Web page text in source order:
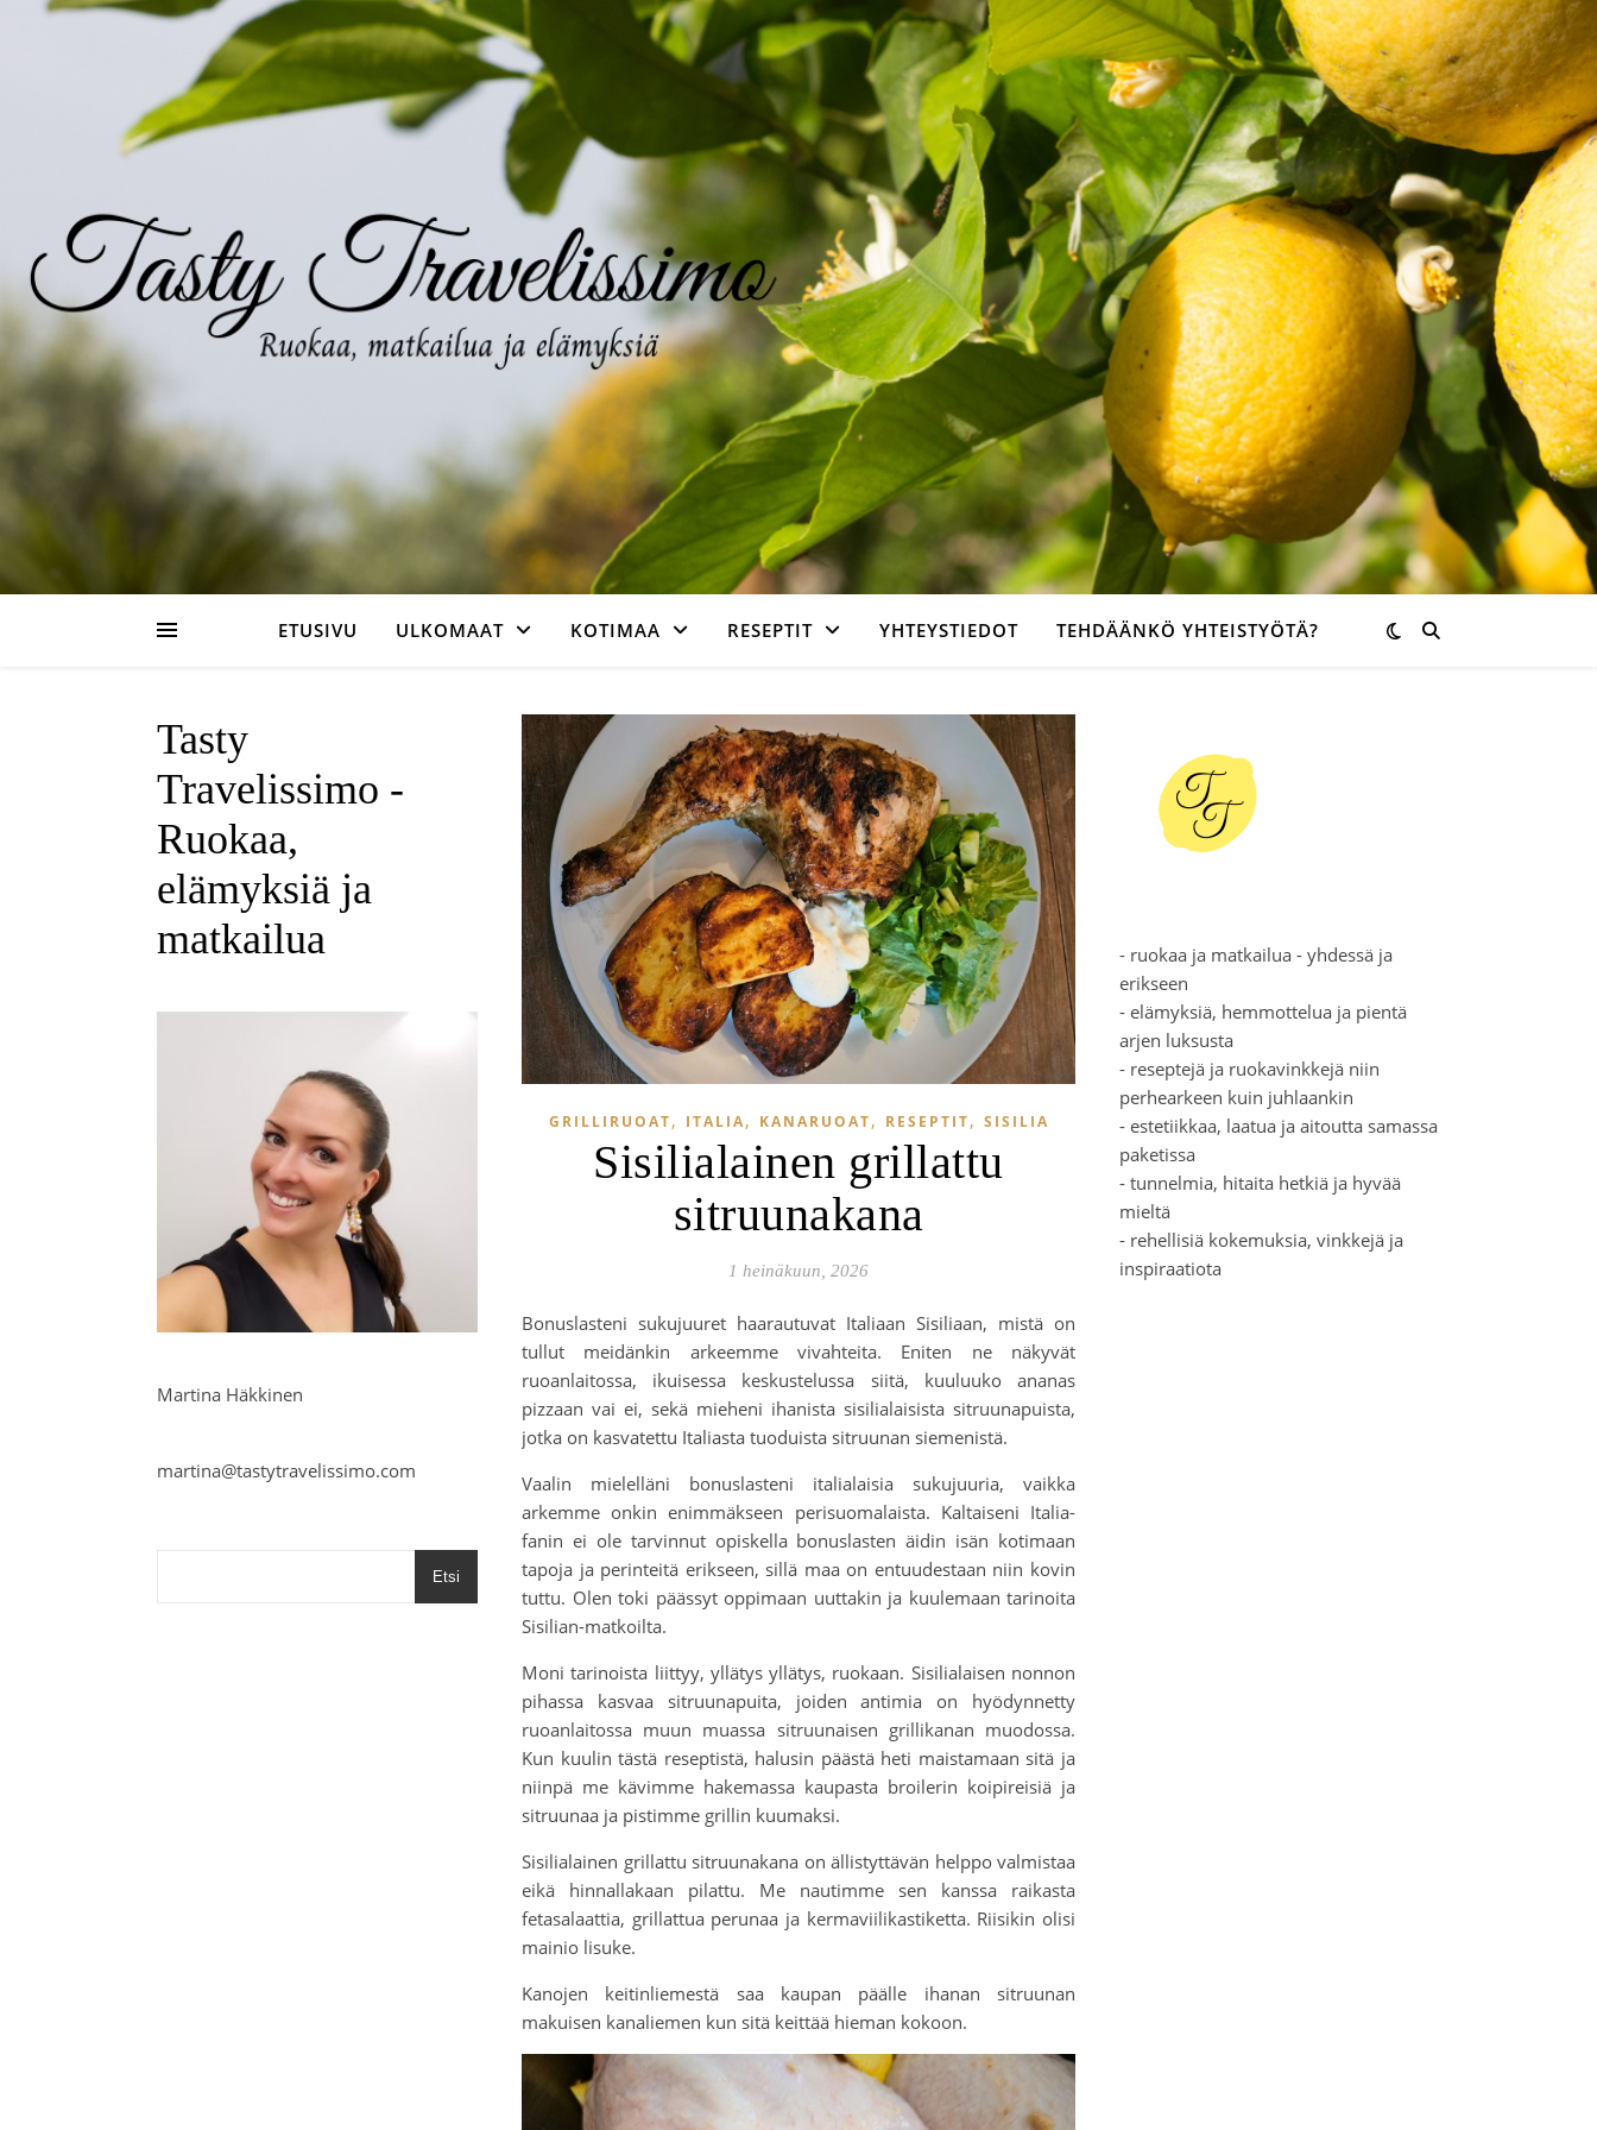
ETUSIVU ULKOMAAT KOTIMAA RESEPTIT YHTEYSTIEDOT TEHDÄÄNKÖ YHTEISTYÖTÄ?
Tasty
Travelissimo -
Ruokaa,
elämyksiä ja
matkailua
Martina Häkkinen
martina@tastytravelissimo.com
Etsi
GRILLIRUOAT, ITALIA, KANARUOAT, RESEPTIT, SISILIA
Sisilialainen grillattu
sitruunakana
1 heinäkuun, 2026
Bonuslasteni sukujuuret haarautuvat Italiaan Sisiliaan, mistä on
tullut meidänkin arkeemme vivahteita. Eniten ne näkyvät
ruoanlaitossa, ikuisessa keskustelussa siitä, kuuluuko ananas
pizzaan vai ei, sekä mieheni ihanista sisilialaisista sitruunapuista,
jotka on kasvatettu Italiasta tuoduista sitruunan siemenistä.
Vaalin mielelläni bonuslasteni italialaisia sukujuuria, vaikka
arkemme onkin enimmäkseen perisuomalaista. Kaltaiseni Italia-
fanin ei ole tarvinnut opiskella bonuslasten äidin isän kotimaan
tapoja ja perinteitä erikseen, sillä maa on entuudestaan niin kovin
tuttu. Olen toki päässyt oppimaan uuttakin ja kuulemaan tarinoita
Sisilian-matkoilta.
Moni tarinoista liittyy, yllätys yllätys, ruokaan. Sisilialaisen nonnon
pihassa kasvaa sitruunapuita, joiden antimia on hyödynnetty
ruoanlaitossa muun muassa sitruunaisen grillikanan muodossa.
Kun kuulin tästä reseptistä, halusin päästä heti maistamaan sitä ja
niinpä me kävimme hakemassa kaupasta broilerin koipireisiä ja
sitruunaa ja pistimme grillin kuumaksi.
Sisilialainen grillattu sitruunakana on ällistyttävän helppo valmistaa
eikä hinnallakaan pilattu. Me nautimme sen kanssa raikasta
fetasalaattia, grillattua perunaa ja kermaviilikastiketta. Riisikin olisi
mainio lisuke.
Kanojen keitinliemestä saa kaupan päälle ihanan sitruunan
makuisen kanaliemen kun sitä keittää hieman kokoon.
- ruokaa ja matkailua - yhdessä ja
erikseen
- elämyksiä, hemmottelua ja pientä
arjen luksusta
- reseptejä ja ruokavinkkejä niin
perhearkeen kuin juhlaankin
- estetiikkaa, laatua ja aitoutta samassa
paketissa
- tunnelmia, hitaita hetkiä ja hyvää
mieltä
- rehellisiä kokemuksia, vinkkejä ja
inspiraatiota